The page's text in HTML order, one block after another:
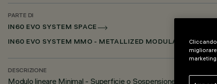
PARTE DI
IN60 EVO SYSTEM SPACE
IN60 EVO SYSTEM MMO - METALLIZED MODULAR OPTIC
DESCRIZIONE
Modulo lineare Minimal - Superficie o Sospensione - per 1
marketing.